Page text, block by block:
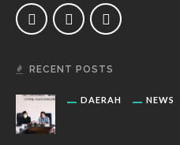
RECENT POSTS
DAERAH NEWS